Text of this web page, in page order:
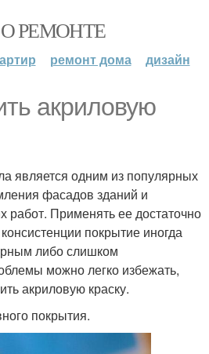
РЕМОНТЕ
ремонт дома дизайн
акриловую
является одним из популярных
фасадов зданий и
работ. Применять ее достаточно
покрытие иногда
либо слишком
можно легко избежать,
акриловую краску.
покрытия.